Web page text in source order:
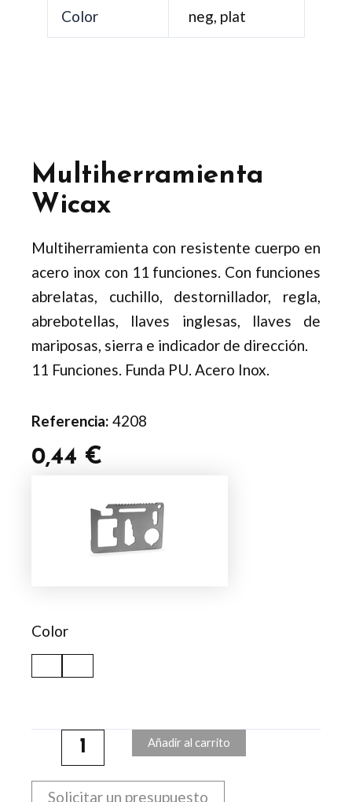
Color neg, plat
Multiherramienta
Wicax
Multiherramienta con resistente cuerpo en
acero inox con 11 funciones. Con funciones
abrelatas, cuchillo, destornillador, regla,
abrebotellas, llaves inglesas, llaves de
mariposas, sierra e indicador de dirección.
11 Funciones. Funda PU. Acero Inox.
Referencia: 4208
0,44 €
Color
Añadir al carrito
Solicitar un presupuesto